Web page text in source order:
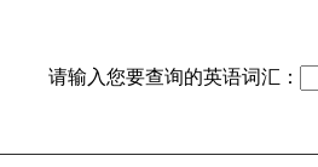
请输入您要查询的英语词汇：